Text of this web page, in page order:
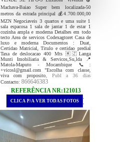
Machava-Baiao Super bem localizada-50
metros da estrada principal 💰4.700.000,00
MZN Negociaveis 3 quartos e uma suite 1
sala espacosa 1 sala de jantar 1 de estar 1
cozinha ampla e moderna Detalhes em todo
tecto Area de servicos Codexagtoret Casa de
luxo e moderna Documentos : Duat,
Certidao Matricial, Titulo e certidao predial
Taxa de deslocacao 400 Mts 🇲🇿Langa
Munti Imobiliaria & Servicos,Su,lda 📍
Matola-Maputo - Mocambique 📞:
+vicosl@gmail.com "Escolha com classe,
viva com proposito, Publ a 36 dias
Contacto: 866646383
REFERÊNCIA NR:121013
.
CLICA P/A VER TODAS FOTOS .